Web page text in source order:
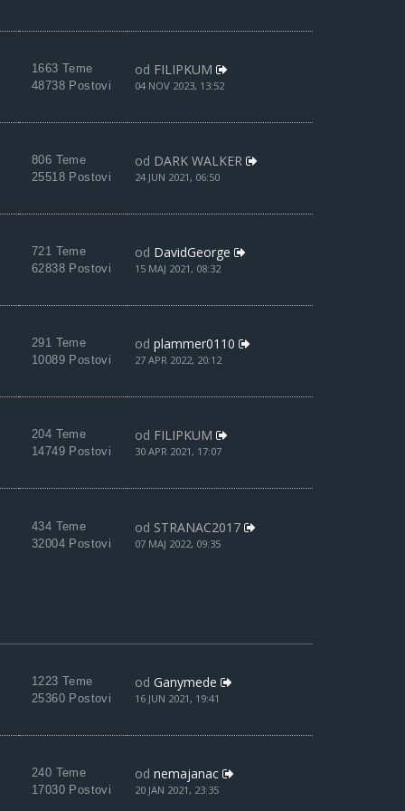
1663 Teme
48738 Postovi
od FILIPKUM
04 NOV 2023, 13:52
806 Teme
25518 Postovi
od DARK WALKER
24 JUN 2021, 06:50
721 Teme
62838 Postovi
od DavidGeorge
15 MAJ 2021, 08:32
291 Teme
10089 Postovi
od plammer0110
27 APR 2022, 20:12
204 Teme
14749 Postovi
od FILIPKUM
30 APR 2021, 17:07
434 Teme
32004 Postovi
od STRANAC2017
07 MAJ 2022, 09:35
1223 Teme
25360 Postovi
od Ganymede
16 JUN 2021, 19:41
240 Teme
17030 Postovi
od nemajanac
20 JAN 2021, 23:35